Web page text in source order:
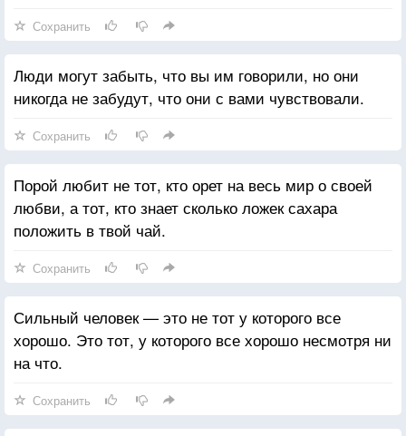
Сохранить
Люди могут забыть, что вы им говорили, но они
никогда не забудут, что они с вами чувствовали.
Сохранить
Порой любит не тот, кто орет на весь мир о своей
любви, а тот, кто знает сколько ложек сахара
положить в твой чай.
Сохранить
Сильный человек — это не тот у которого все
хорошо. Это тот, у которого все хорошо несмотря ни
на что.
Сохранить